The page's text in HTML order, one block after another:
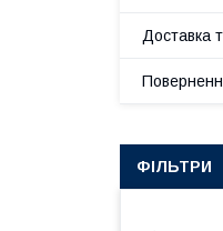
Доставка
ФІЛЬТРИ